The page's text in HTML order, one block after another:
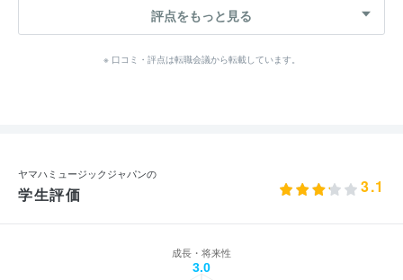
評点をもっと見る
※ 口コミ・評点は転職会議から転載しています。
ヤマハミュージックジャパンの
学生評価 3.1
成長・将来性
3.0